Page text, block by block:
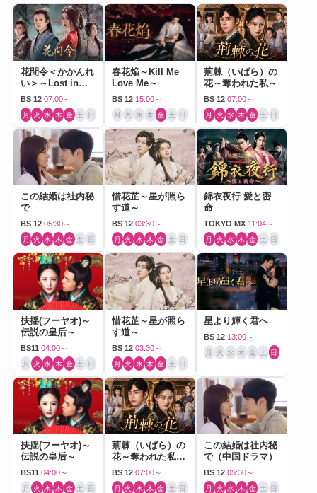
花間令＜かかんれ
い＞～Lost in
Love～
BS 12 07:00～
月 火 水 木 金 土 日
春花焔～Kill Me
Love Me～
BS 12 15:00～
月 火 水 木 金 土 日
荊棘（いばら）の
花～奪われた私～
BS 12 07:00～
月 火 水 木 金 土 日
この結婚は社内秘
で
BS 12 05:30～
月 火 水 木 金 土 日
惜花芷～星が照ら
す道～
BS 12 03:30～
月 火 水 木 金 土 日
錦衣夜行 愛と密
命
TOKYO MX 11:04～
月 火 水 木 金 土 日
扶揺(フーヤオ)～
伝説の皇后～
BS11 04:00～
月 火 水 木 金 土 日
惜花芷～星が照ら
す道～
BS 12 03:30～
月 火 水 木 金 土 日
星より輝く君へ
BS 12 13:00～
月 火 水 木 金 土 日
扶揺(フーヤオ)～
伝説の皇后～
BS11 04:00～
月 火 水 木 金 土 日
荊棘（いばら）の
花～奪われた私～
（中国ドラマ）
BS 12 07:00～
月 火 水 木 金 土 日
この結婚は社内秘
で（中国ドラマ）
BS 12 05:30～
月 火 水 木 金 土 日